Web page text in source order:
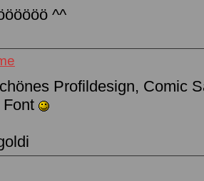
^^
Profildesign, Comic